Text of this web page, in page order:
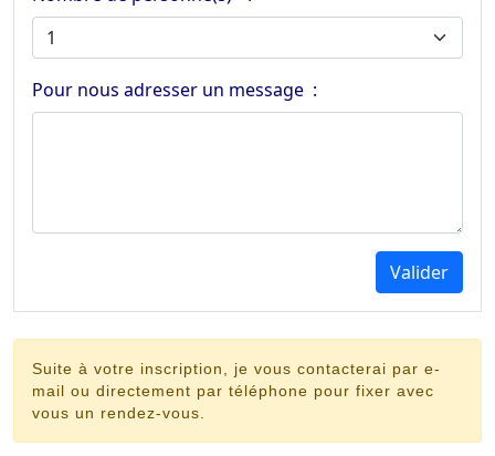
Pour nous adresser un message :
Valider
Suite à votre inscription, je vous contacterai par e-
mail ou directement par téléphone pour fixer avec
vous un rendez-vous.